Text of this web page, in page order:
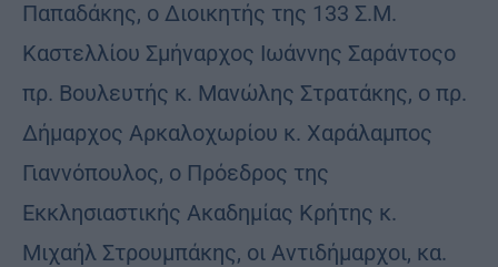
Παπαδάκης, ο Διοικητής της 133 Σ.Μ.
Καστελλίου Σμήναρχος Ιωάννης Σαράντοςο
πρ. Βουλευτής κ. Μανώλης Στρατάκης, ο πρ.
Δήμαρχος Αρκαλοχωρίου κ. Χαράλαμπος
Γιαννόπουλος, ο Πρόεδρος της
Εκκλησιαστικής Ακαδημίας Κρήτης κ.
Μιχαήλ Στρουμπάκης, οι Αντιδήμαρχοι, κα.